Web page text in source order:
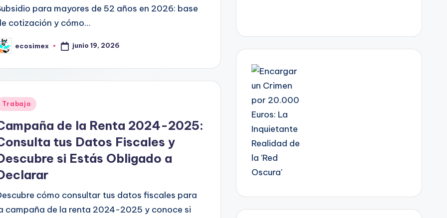
para mayores de 52 años en 2026: base
cotización y cómo…
ecosimex junio 19, 2026
Trabajo
de la Renta 2024-2025:
tus Datos Fiscales y
si Estás Obligado a
cómo consultar tus datos fiscales para
campaña de la renta 2024-2025 y conoce si